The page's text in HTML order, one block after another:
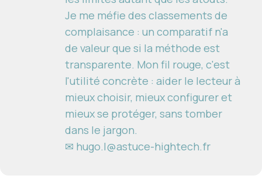
Je me méfie des classements de
complaisance : un comparatif n'a
de valeur que si la méthode est
transparente. Mon fil rouge, c'est
l'utilité concrète : aider le lecteur à
mieux choisir, mieux configurer et
mieux se protéger, sans tomber
dans le jargon.
✉ hugo.l@astuce-hightech.fr